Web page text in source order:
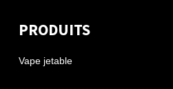
PRODUITS
Vape jetable